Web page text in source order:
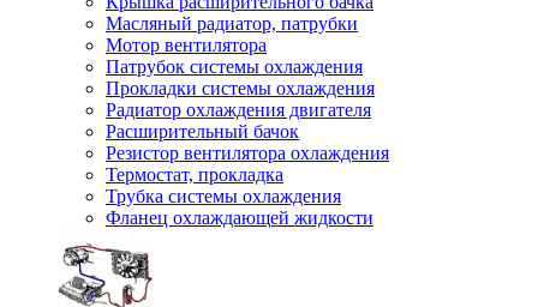
Масляный радиатор, патрубки
Мотор вентилятора
Патрубок системы охлаждения
Прокладки системы охлаждения
Радиатор охлаждения двигателя
Расширительный бачок
Резистор вентилятора охлаждения
Термостат, прокладка
Трубка системы охлаждения
Фланец охлаждающей жидкости